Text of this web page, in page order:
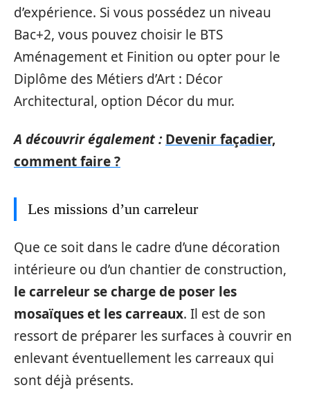
d’expérience. Si vous possédez un niveau
Bac+2, vous pouvez choisir le BTS
Aménagement et Finition ou opter pour le
Diplôme des Métiers d’Art : Décor
Architectural, option Décor du mur.
A découvrir également : Devenir façadier,
comment faire ?
Les missions d’un carreleur
Que ce soit dans le cadre d’une décoration
intérieure ou d’un chantier de construction,
le carreleur se charge de poser les
mosaïques et les carreaux. Il est de son
ressort de préparer les surfaces à couvrir en
enlevant éventuellement les carreaux qui
sont déjà présents.